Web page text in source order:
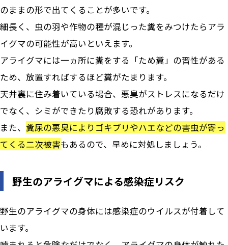
のままの形で出てくることが多いです。
細長く、虫の羽や作物の種が混じった糞をみつけたらアラ
イグマの可能性が高いといえます。
アライグマには一ヵ所に糞をする「ため糞」の習性がある
ため、放置すればするほど糞がたまります。
天井裏に住み着いている場合、悪臭がストレスになるだけ
でなく、シミができたり腐敗する恐れがあります。
また、 糞尿の悪臭によりゴキブリやハエなどの害虫が寄っ
てくる二次被害もあるので、早めに対処しましょう。
野生のアライグマによる感染症リスク
野生のアライグマの身体には感染症のウイルスが付着して
います。